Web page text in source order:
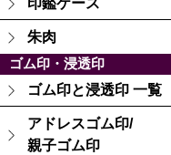
印鑑ケース
朱肉
ゴム印・浸透印
ゴム印と浸透印 一覧
アドレスゴム印/
親子ゴム印